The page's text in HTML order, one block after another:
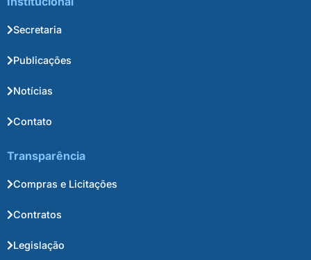
Secretaria
Publicações
Notícias
Contato
Transparência
Compras e Licitações
Contratos
Legislação